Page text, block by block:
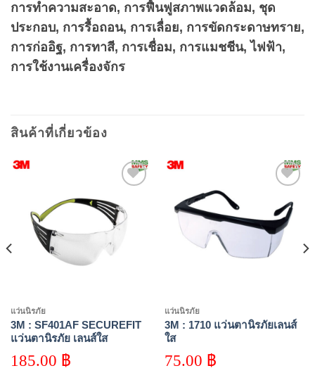
การทำความสะอาด, การฟื้นฟูสภาพแวดล้อม, ชุด
ประกอบ, การรื้อถอน, การเลื่อย, การขัดกระดาษทราย,
การก่ออิฐ, การทาสี, การเชื่อม, การแมชชีน, ไฟฟ้า,
การใช้งานเครื่องจักร
สินค้าที่เกี่ยวข้อง
wishlist
แว่นนิรภัย
3M : SF401AF SECUREFIT
แว่นตานิรภัย เลนส์ใส
185.00 ฿
wishlist
แว่นนิรภัย
3M : 1710 แว่นตานิรภัยเลนส์
ใส
75.00 ฿